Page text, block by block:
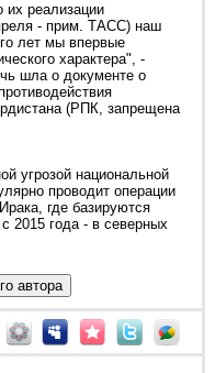
реализации
- прим. ТАСС) наш
лет мы впервые
характера", -
шла о документе о
(РПК, запрещена
угрозой национальной
проводит операции
где базируются
2015 года - в северных